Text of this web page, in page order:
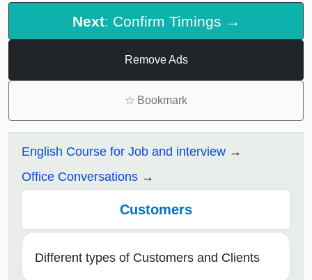
Next: Confirm Timings →
Remove Ads
☆ Bookmark
English Course for Job and interview
Office Conversations
Customers
Different types of Customers and Clients